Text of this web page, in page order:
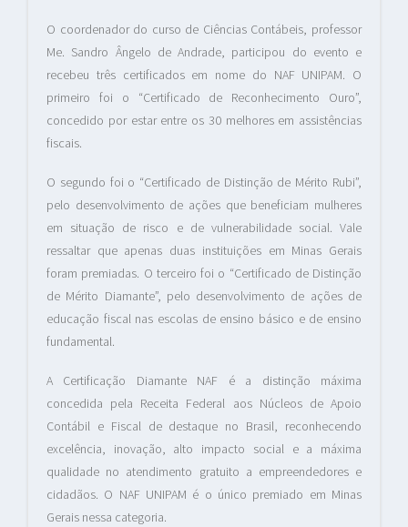
O coordenador do curso de Ciências Contábeis, professor
Me. Sandro Ângelo de Andrade, participou do evento e
recebeu três certificados em nome do NAF UNIPAM. O
primeiro foi o “Certificado de Reconhecimento Ouro”,
concedido por estar entre os 30 melhores em assistências
fiscais.
O segundo foi o “Certificado de Distinção de Mérito Rubi”,
pelo desenvolvimento de ações que beneficiam mulheres
em situação de risco e de vulnerabilidade social. Vale
ressaltar que apenas duas instituições em Minas Gerais
foram premiadas. O terceiro foi o “Certificado de Distinção
de Mérito Diamante”, pelo desenvolvimento de ações de
educação fiscal nas escolas de ensino básico e de ensino
fundamental.
A Certificação Diamante NAF é a distinção máxima
concedida pela Receita Federal aos Núcleos de Apoio
Contábil e Fiscal de destaque no Brasil, reconhecendo
excelência, inovação, alto impacto social e a máxima
qualidade no atendimento gratuito a empreendedores e
cidadãos. O NAF UNIPAM é o único premiado em Minas
Gerais nessa categoria.